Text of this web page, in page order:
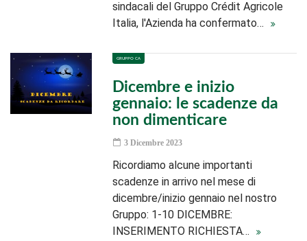
sindacali del Gruppo Crédit Agricole
Italia, l'Azienda ha confermato…
GRUPPO CA
Dicembre e inizio
gennaio: le scadenze da
non dimenticare
3 Dicembre 2023
Ricordiamo alcune importanti
scadenze in arrivo nel mese di
dicembre/inizio gennaio nel nostro
Gruppo: 1-10 DICEMBRE:
INSERIMENTO RICHIESTA…